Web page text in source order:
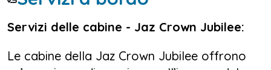
A bordo dellamotonave Jaz Crown Jubilee
il tuo soggiorno sarà all’insegna
Servizi delle cabine - Jaz Crown Jubilee:
Le cabine della Jaz Crown Jubilee offrono